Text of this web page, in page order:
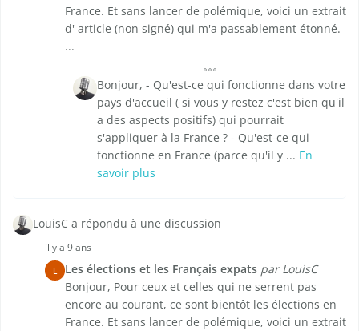
France. Et sans lancer de polémique, voici un extrait
d' article (non signé) qui m'a passablement étonné.
...
Bonjour, - Qu'est-ce qui fonctionne dans votre
pays d'accueil ( si vous y restez c'est bien qu'il
a des aspects positifs) qui pourrait
s'appliquer à la France ? - Qu'est-ce qui
fonctionne en France (parce qu'il y ... En
savoir plus
LouisC a répondu à une discussion
il y a 9 ans
L Les élections et les Français expats par LouisC
Bonjour, Pour ceux et celles qui ne serrent pas
encore au courant, ce sont bientôt les élections en
France. Et sans lancer de polémique, voici un extrait